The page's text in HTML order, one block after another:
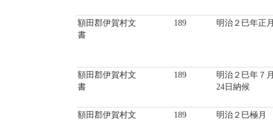
額田郡伊賀村文
書
189 明治２巳年正月
額田郡伊賀村文
書
189
明治２巳年７月
24日納候
額田郡伊賀村文
189 明治２巳極月